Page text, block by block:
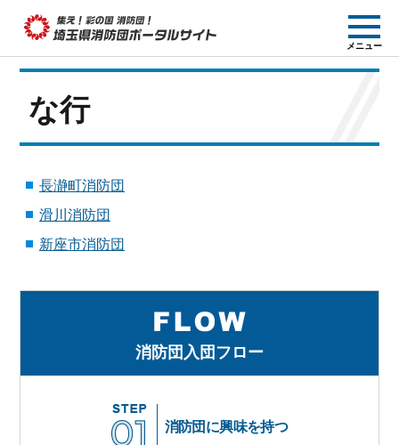
集え! 彩の国消防団!
埼玉県消防団ポー
タルサイト
メニュー
な行
長瀞町消防団
滑川消防団
新座市消防団
消防団入団フロー
消防団に興味を持つ